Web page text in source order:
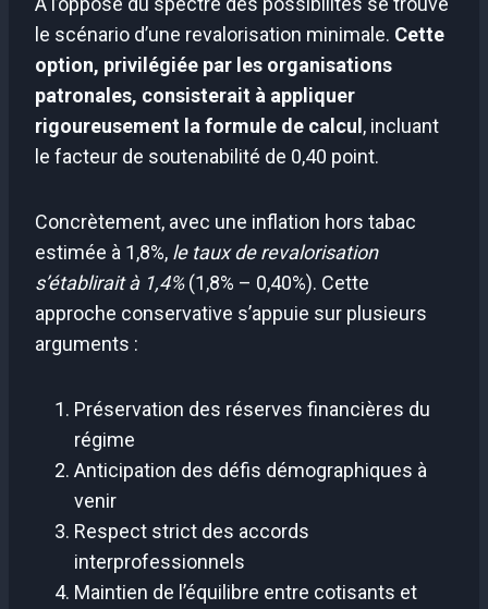
le scénario d’une revalorisation minimale. Cette
option, privilégiée par les organisations
patronales, consisterait à appliquer
rigoureusement la formule de calcul, incluant
le facteur de soutenabilité de 0,40 point.
Concrètement, avec une inflation hors tabac
estimée à 1,8%, le taux de revalorisation
s’établirait à 1,4%(1,8% – 0,40%). Cette
approche conservative s’appuie sur plusieurs
arguments :
Préservation des réserves financières du
régime
Anticipation des défis démographiques à
venir
Respect strict des accords
interprofessionnels
Maintien de l’équilibre entre cotisants et